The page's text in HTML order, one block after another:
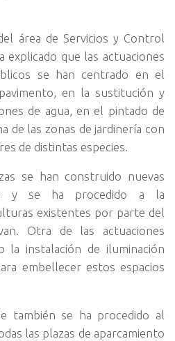
área de Servicios y Control
explicado que las actuaciones
se han centrado en el
en la sustitución y
de agua, en el pintado de
de las zonas de jardinería con
de distintas especies.
se han construido nuevas
y se ha procedido a la
existentes por parte del
Otra de las actuaciones
la instalación de iluminación
embellecer estos espacios
también se ha procedido al
las plazas de aparcamiento